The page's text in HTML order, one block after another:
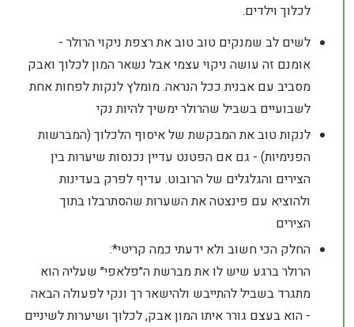
לכלוך וילדים.
לשים לב שמנקים טוב טוב את רצפת ניקוי הרולר -
אומנם זה עושה ניקוי עצמי אבל נשאר המון לכלוך ואבק
מסביב עם אבנית ככל הנראה. מומלץ לנקות לפחות אחת
לשבועיים בשביל שהרולר ימשיך להיות נקי
לנקות טוב את המבקשת של איסוף הלכלוך (המברשות
הפנימיות) - גם אם הפטנט עדיין נכנסות שיערות בין
הצירים והגלגלים של הרובוט. עדיף לפרק בעדינות
ולהוציא עם פינצטה את השערות שהסתרבלו בתוך
הצירים
החלק הכי חשוב ולא ידעתי כמה קריטי*:
הרולר ברגע שיש לו את מברשת ה״פלאפי״ שעליה הוא
מתגרד בשביל להתייבש ולהישאר רך ונקי לפעולה הבאה
- הוא בעצם גורר איתו המון אבק, לכלוך ושיערות לשיניים